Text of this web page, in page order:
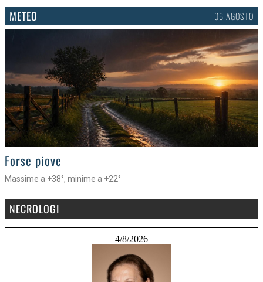
METEO 06 AGOSTO
>
Forse piove
Massime a +38°, minime a +22°
NECROLOGI
4/8/2026